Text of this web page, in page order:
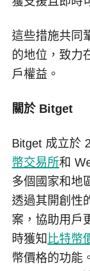
這些措施共同
的地位，致力
戶權益。
關於 Bitget
Bitget 成立於
幣交易所和
多個國家和地
透過其開創性
案，協助用戶
時獲知 比特幣
幣價格的功能。